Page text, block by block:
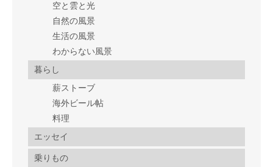
空と雲と光
自然の風景
生活の風景
わからない風景
暮らし
薪ストーブ
海外ビール帖
料理
エッセイ
乗りもの